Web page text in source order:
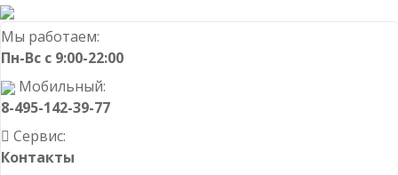
Мы работаем:
Пн-Вс с 9:00-22:00
Мобильный:
8-495-142-39-77
Сервис:
Контакты